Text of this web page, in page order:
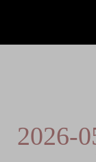
2026-